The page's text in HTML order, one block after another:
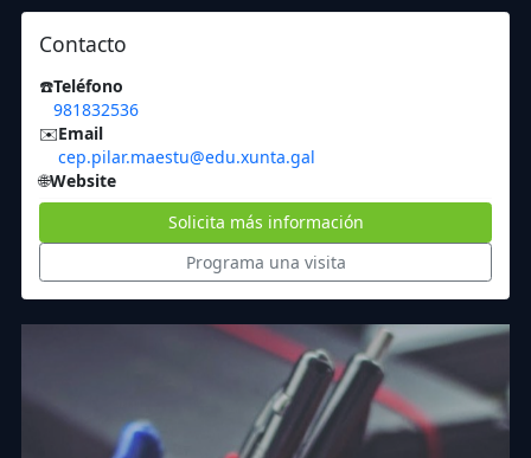
Contacto
☎️Teléfono
981832536
✉️Email
cep.pilar.maestu@edu.xunta.gal
🌐Website
Solicita más información
Programa una visita